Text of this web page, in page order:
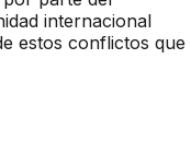
internacional
estos conflictos que